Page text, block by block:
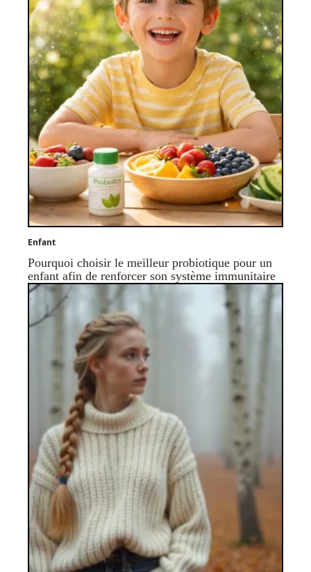
Enfant
Pourquoi choisir le meilleur probiotique pour un
enfant afin de renforcer son système immunitaire